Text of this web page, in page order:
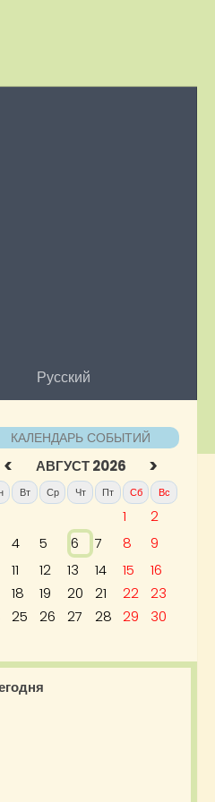
Русский
КАЛЕНДАРЬ СОБЫТИЙ
< АВГУСТ 2026 >
Вт Ср Чт Пт Сб Вс
1
2
4 5 6 7 8
9
11 12 13 14 15
16
18 19 20 21 22
23
25 26 27 28 29
30